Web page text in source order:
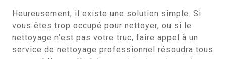
Heureusement, il existe une solution simple. Si
vous êtes trop occupé pour nettoyer, ou si le
nettoyage n’est pas votre truc, faire appel à un
service de nettoyage professionnel résoudra tous